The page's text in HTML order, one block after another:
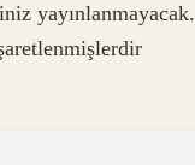
yayınlanmayacak.